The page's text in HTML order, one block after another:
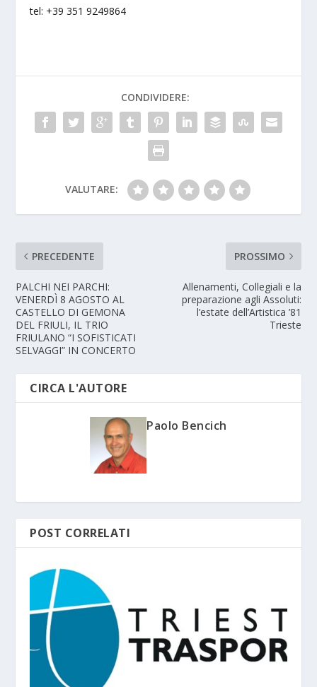
tel: +39 351 9249864
CONDIVIDERE:
VALUTARE:
PRECEDENTE
PALCHI NEI PARCHI:
VENERDÌ 8 AGOSTO AL
CASTELLO DI GEMONA
DEL FRIULI, IL TRIO
FRIULANO “I SOFISTICATI
SELVAGGI” IN CONCERTO
PROSSIMO
Allenamenti, Collegiali e la
preparazione agli Assoluti:
l’estate dell’Artistica ’81
Trieste
CIRCA L'AUTORE
Paolo Bencich
POST CORRELATI